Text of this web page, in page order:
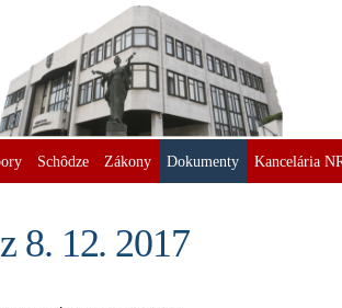
Schôdze Zákony Dokumenty Kancelária
8. 12. 2017